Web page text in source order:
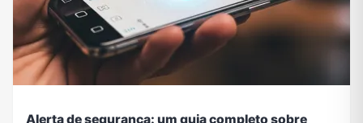
Alerta de segurança: um guia completo sobre